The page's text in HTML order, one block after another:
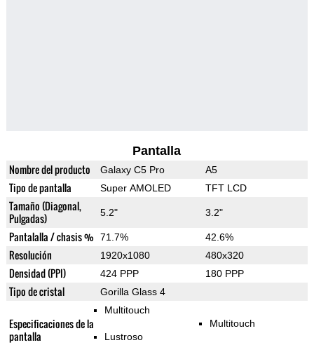
Pantalla
Nombre del producto Galaxy C5 Pro A5
Tipo de pantalla Super AMOLED TFT LCD
Tamaño (Diagonal,
Pulgadas)
5.2" 3.2"
Pantalalla / chasis % 71.7% 42.6%
Resolución 1920x1080 480x320
Densidad (PPI) 424 PPP 180 PPP
Tipo de cristal Gorilla Glass 4
Especificaciones de la
pantalla
Multitouch
Lustroso
Multitouch